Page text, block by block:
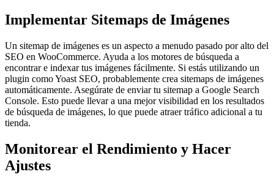
Implementar Sitemaps de Imágenes
Un sitemap de imágenes es un aspecto a menudo pasado por alto del
SEO en WooCommerce. Ayuda a los motores de búsqueda a
encontrar e indexar tus imágenes fácilmente. Si estás utilizando un
plugin como Yoast SEO, probablemente crea sitemaps de imágenes
automáticamente. Asegúrate de enviar tu sitemap a Google Search
Console. Esto puede llevar a una mejor visibilidad en los resultados
de búsqueda de imágenes, lo que puede atraer tráfico adicional a tu
tienda.
Monitorear el Rendimiento y Hacer
Ajustes